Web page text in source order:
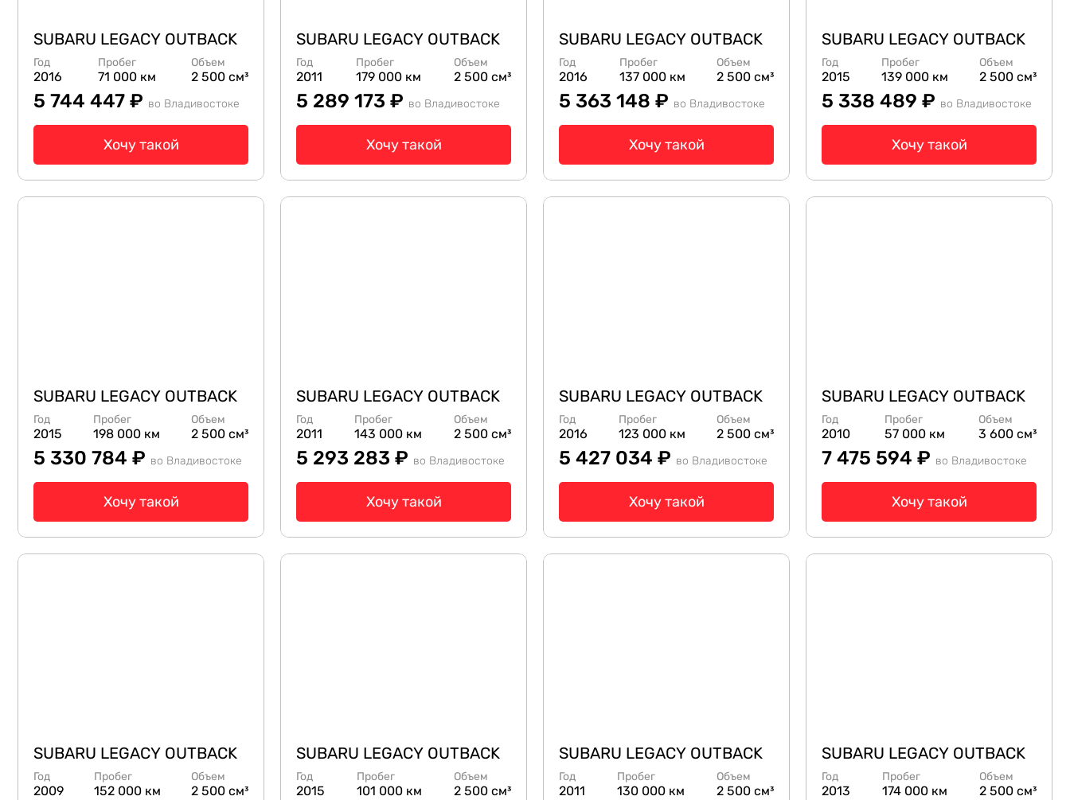
SUBARU LEGACY OUTBACK
Год
2016
Пробег
71 000 км
Объем
2 500 см³
5 744 447 ₽ во Владивостоке
Хочу такой
SUBARU LEGACY OUTBACK
Год
2011
Пробег
179 000 км
Объем
2 500 см³
5 289 173 ₽ во Владивостоке
Хочу такой
SUBARU LEGACY OUTBACK
Год
2016
Пробег
137 000 км
Объем
2 500 см³
5 363 148 ₽ во Владивостоке
Хочу такой
SUBARU LEGACY OUTBACK
Год
2015
Пробег
139 000 км
Объем
2 500 см³
5 338 489 ₽ во Владивостоке
Хочу такой
SUBARU LEGACY OUTBACK
Год
2015
Пробег
198 000 км
Объем
2 500 см³
5 330 784 ₽ во Владивостоке
Хочу такой
SUBARU LEGACY OUTBACK
Год
2011
Пробег
143 000 км
Объем
2 500 см³
5 293 283 ₽ во Владивостоке
Хочу такой
SUBARU LEGACY OUTBACK
Год
2016
Пробег
123 000 км
Объем
2 500 см³
5 427 034 ₽ во Владивостоке
Хочу такой
SUBARU LEGACY OUTBACK
Год
2010
Пробег
57 000 км
Объем
3 600 см³
7 475 594 ₽ во Владивостоке
Хочу такой
SUBARU LEGACY OUTBACK
Год
2009
Пробег
152 000 км
Объем
2 500 см³
SUBARU LEGACY OUTBACK
Год
2015
Пробег
101 000 км
Объем
2 500 см³
SUBARU LEGACY OUTBACK
Год
2011
Пробег
130 000 км
Объем
2 500 см³
SUBARU LEGACY OUTBACK
Год
2013
Пробег
174 000 км
Объем
2 500 см³